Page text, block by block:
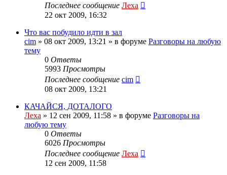
Последнее сообщение Леха
22 окт 2009, 16:32
Что вас побудило идти в зал
cim » 08 окт 2009, 13:21 » в форуме Разговоры на любую
тему
0 Ответы
5993 Просмотры
Последнее сообщение cim
08 окт 2009, 13:21
КАЧАЙСЯ, ДОТАЛОГО
Леха » 12 сен 2009, 11:58 » в форуме Разговоры на
любую тему
0 Ответы
6026 Просмотры
Последнее сообщение Леха
12 сен 2009, 11:58